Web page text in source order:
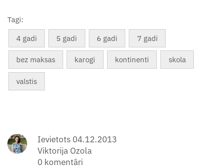
Tagi:
4 gadi
5 gadi 6 gadi 7 gadi
bez maksas karogi kontinenti skola
valstis
Ievietots 04.12.2013
Viktorija Ozola
0 komentāri